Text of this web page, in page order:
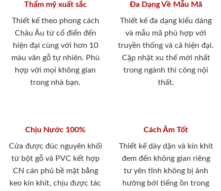
Thẩm mỹ xuất sắc
Thiết kế theo phong cách
Châu Âu từ cổ điển đến
hiện đại cùng với hơn 10
màu vân gỗ tự nhiên. Phù
hợp với mọi không gian
trong nhà bạn.
Đa Dạng Về Mẫu Mã
Thiết kế đa dạng kiểu dáng
và mẫu mã phù hợp với
truyền thống và cả hiện đại.
Cập nhật xu thế mới nhất
trong ngành thi công nội
thất.
Chịu Nước 100%
Cửa được đúc nguyên khối
từ bột gỗ và PVC kết hợp
CN cán phủ bề mặt bằng
keo kín khít, chịu được tác
Cách Âm Tốt
Thiết kế dày dặn và kín khít
đem đến không gian riêng
tư yên tĩnh không bị ảnh
hưởng bới tiếng ồn trong